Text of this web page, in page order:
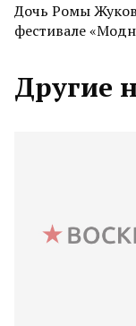
Дочь Ромы
фестивале
Другие